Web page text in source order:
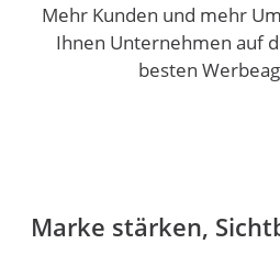
Mehr Kunden und mehr
Ihnen Unternehmen auf
besten
Marke stärken,